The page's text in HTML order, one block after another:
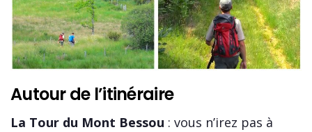
Autour de l’itinéraire
La Tour du Mont Bessou : vous n’irez pas à